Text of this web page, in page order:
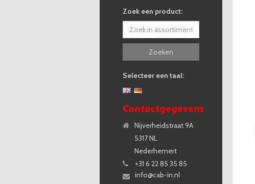
Zoek een product:
Zoeken
Selecteer een taal:
Contactgegevens
Nijverheidstraat 9A
5317 NL
Nederhemert
+31 6 22 85 35 85
info@cab-in.nl